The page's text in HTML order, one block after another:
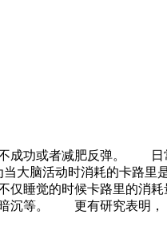
不成功或者减肥反弹
动时消耗的卡路里是
的时候卡路里的消耗
沉等。 更有研究表明，